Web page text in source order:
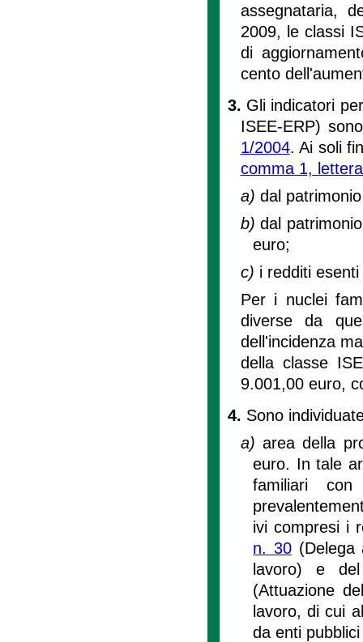
assegnataria,
2009, le classi
di
cento
3. Gli indicatori
ISEE-ERP)
1/2004. Ai soli
comma 1,
a) dal
b)dal
euro;
c) i redditi
Per i nuclei
diverse da
dell'incidenza
della classe
9.001,00 euro,
4. Sono
a) area della
euro. In tale
familiari con
ivi compresi i
n. 30(Delega
lavoro) e
(Attuazione
lavoro, di cui
da enti